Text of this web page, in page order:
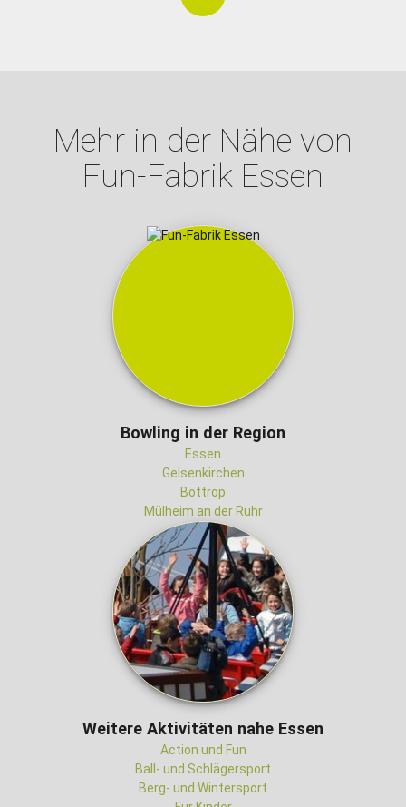
Mehr in der Nähe von
Fun-Fabrik Essen
Bowling in der Region
Essen
Gelsenkirchen
Bottrop
Mülheim an der Ruhr
Weitere Aktivitäten nahe Essen
Action und Fun
Ball- und Schlägersport
Berg- und Wintersport